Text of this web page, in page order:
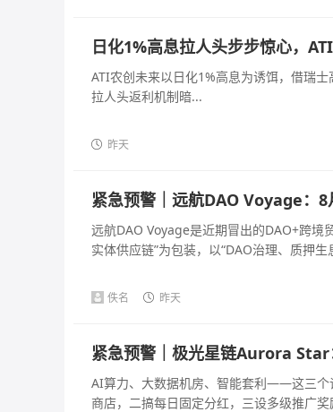
日化1%高息拉人头步步惊心，
ATI农创未来以日化1%高息为诱饵，借瑞
拉人头返利机制暗...
昨天
紧急预警｜远航DAO Voyage：
远航DAO Voyage是近期冒出的DAO+跨境
实体供应链”为包装，以“DAO治理、质押
佚名 昨天
紧急预警｜极光星链Aurora
AI算力、大数据机房、智能套利——这三个
商店，二搞每日固定分红，三设多级推广